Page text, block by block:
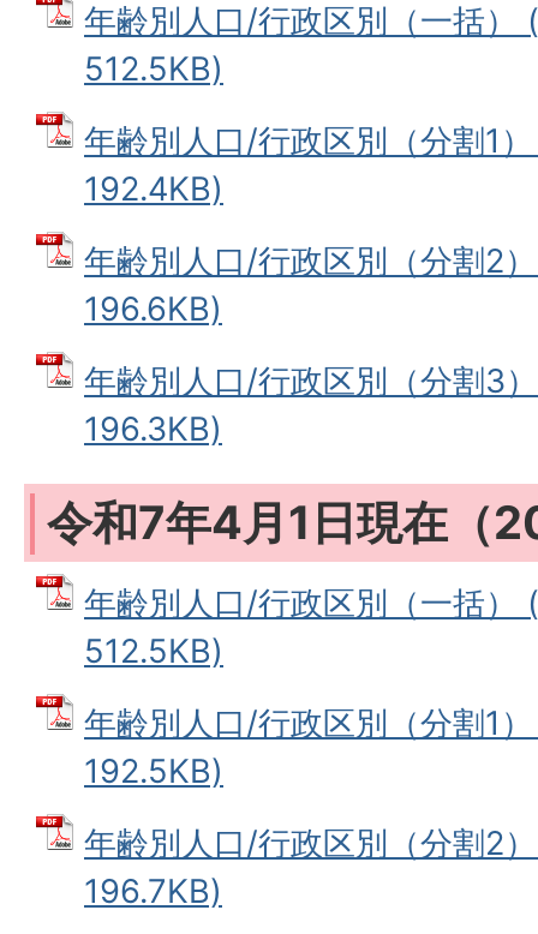
年齢別人口/行政区別（一括）
512.5KB)
年齢別人口/行政区別（分割1
192.4KB)
年齢別人口/行政区別（分割2
196.6KB)
年齢別人口/行政区別（分割3
196.3KB)
令和7年4月1日現在（
年齢別人口/行政区別（一括）
512.5KB)
年齢別人口/行政区別（分割1
192.5KB)
年齢別人口/行政区別（分割2
196.7KB)